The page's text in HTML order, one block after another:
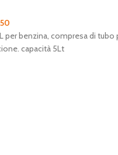
prezzo
attuale
per benzina, compresa di tubo
capacità 5Lt